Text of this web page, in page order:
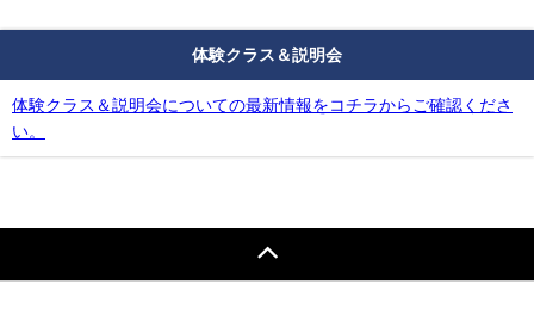
体験クラス＆説明会
体験クラス＆説明会についての最新情報をコチラからご確認くださ
い。